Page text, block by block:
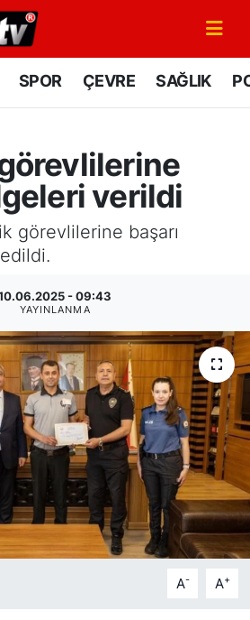
SPOR ÇEVRE SAĞLIK
verildi
görevlilerine başarı
- 09:43
YAYINLANMA
A- A+
Eczaneler
Vakitleri
Haritası
Durumu ve Fikstür